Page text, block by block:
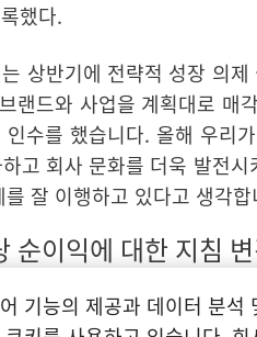
했다.
상반기에 전략적 성장 의
랜드와 사업을 계획대로 매
수를 했습니다. 올해 우리
고 회사 문화를 더욱 발전시
잘 이행하고 있다고 생각합
순이익에 대한 지침
년 회계연도의 남은 기간에
기능의 제공과 데이터 분